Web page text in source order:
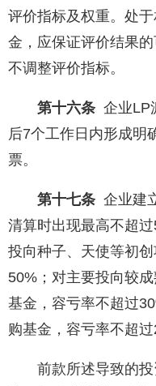
评价指标及权重。处
金，应保证评价结果
不调整评价指标。
第十六条 企业LP
后7个工作日内形成明
票。
第十七条 企业建
清算时出现最高不超
投向种子、天使等初
50%；对主要投向较
基金，容亏率不超过
购基金，容亏率不超过
前款所述导致的投